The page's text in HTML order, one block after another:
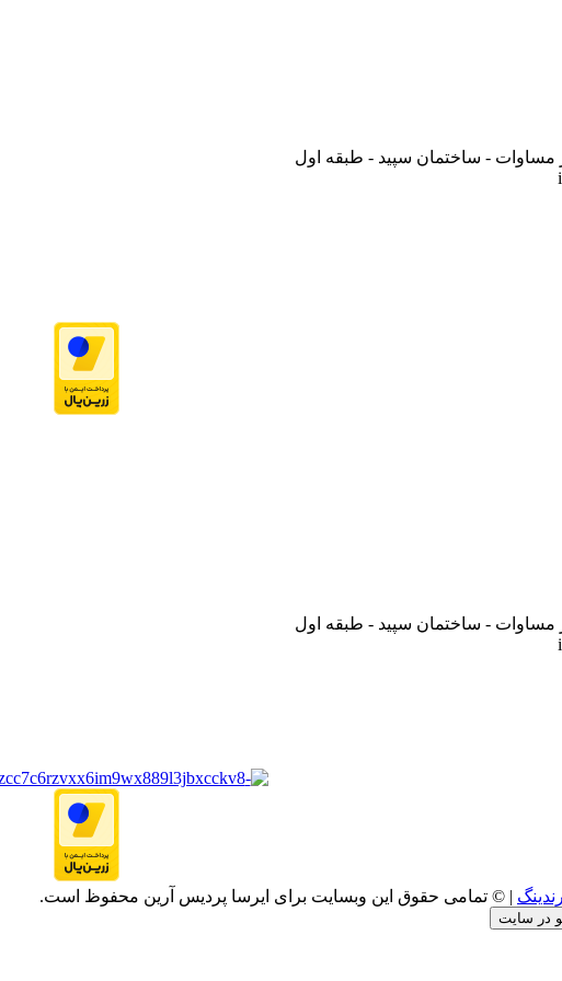
مساوات - ساختمان سپید - طبقه اول
مساوات - ساختمان سپید - طبقه اول
| © تمامی حقوق این وبسایت برای ایرسا پردیس آرین محفوظ است.
در سایت